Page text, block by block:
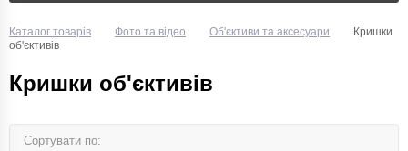
Каталог товарів Фото та відео Об'єктиви та аксесуари
Кришки
об'єктивів
Кришки об'єктивів
Сортувати по: